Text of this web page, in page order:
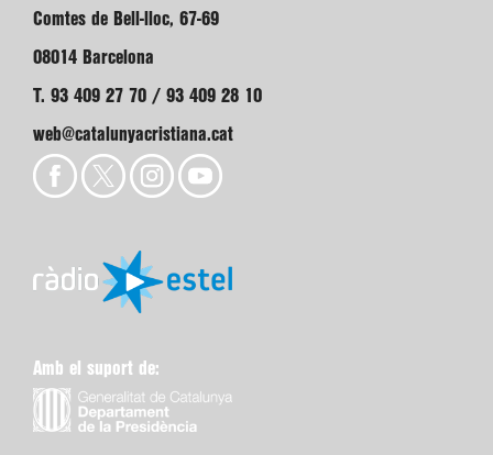
Comtes de Bell-lloc, 67-69
08014 Barcelona
T. 93 409 27 70 / 93 409 28 10
web@catalunyacristiana.cat
Amb el suport de: